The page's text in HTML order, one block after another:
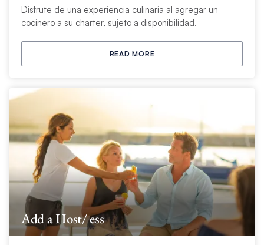
Disfrute de una experiencia culinaria al agregar un
cocinero a su charter, sujeto a disponibilidad.
READ MORE
Add a Host/ ess